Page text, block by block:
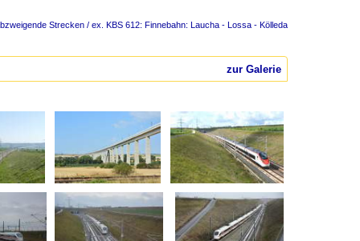
Strecken / ex. KBS 612: Finnebahn: Laucha - Lossa - Kölleda
zur Galerie